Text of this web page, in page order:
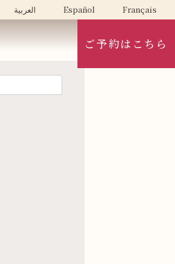
ご予約はこちら
العربية Español Français